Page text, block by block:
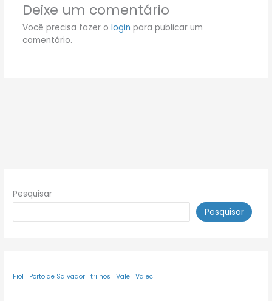
Deixe um comentário
Você precisa fazer o login para publicar um
comentário.
Pesquisar
Pesquisar
Fiol Porto de Salvador trilhos Vale Valec